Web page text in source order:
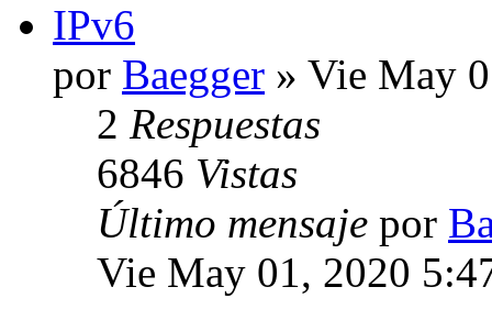
IPv6
por Baegger » Vie May
2 Respuestas
6846 Vistas
Último mensaje por
Vie May 01, 2020